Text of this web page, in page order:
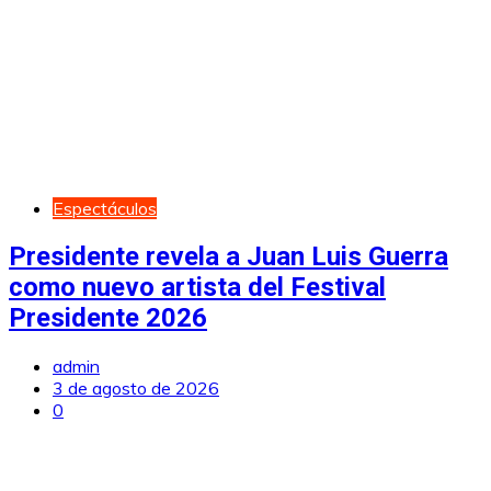
Espectáculos
Presidente revela a Juan Luis Guerra
como nuevo artista del Festival
Presidente 2026
admin
3 de agosto de 2026
0